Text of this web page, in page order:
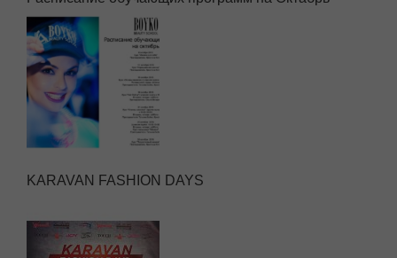
KARAVAN FASHION DAYS